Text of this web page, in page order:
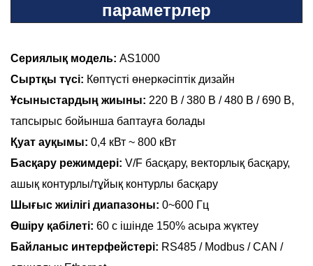
параметрлер
Сериялық модель: AS1000
Сыртқы түсі: Көптүсті өнеркәсіптік дизайн
Ұсыныстардың жиыны: 220 В / 380 В / 480 В / 690 В,
тапсырыс бойынша баптауға болады
Қуат ауқымы: 0,4 кВт ~ 800 кВт
Басқару режимдері: V/F басқару, векторлық басқару,
ашық контурлы/тұйық контурлы басқару
Шығыс жиілігі диапазоны: 0~600 Гц
Өшіру қабілеті: 60 с ішінде 150% асыра жүктеу
Байланыс интерфейстері: RS485 / Modbus / CAN /